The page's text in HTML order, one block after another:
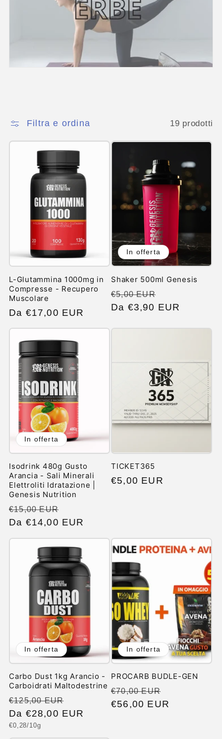
Filtra e ordina 19 prodotti
L-Glutammina 1000mg in
Compresse - Recupero
Muscolare
Prezzo
di
listino
Da €17,00 EUR
In offerta
Shaker 500ml Genesis
Prezzo
di
€5,00 EUR
scontato
Da €3,90 EUR
In offerta
Isodrink 480g Gusto
Arancia - Sali Minerali
Elettroliti Idratazione |
Genesis Nutrition
Prezzo
di
listino
€15,00 EUR
scontato
Da €14,00 EUR
TICKET365
Prezzo
€5,00 EUR
In offerta
Carbo Dust 1kg Arancio -
Carboidrati Maltodestrine
Prezzo
di
listino
€125,00 EUR
scontato
Da €28,00 EUR
Prezzo
€0,28/10g
In offerta
PROCARB BUDLE-GEN
Prezzo
di
€70,00 EUR
scontato
€56,00 EUR